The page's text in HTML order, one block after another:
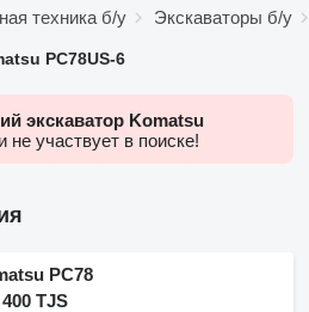
техника б/у Экскаваторы б/у
PC78US-6
экскаватор Komatsu
не участвует в поиске!
PC78
400 TJS